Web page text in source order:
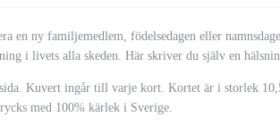
en ny familjemedlem, födelsedagen eller
i livets alla skeden. Här skriver du själv en
Kuvert ingår till varje kort. Kortet är i storlek
med 100% kärlek i Sverige.